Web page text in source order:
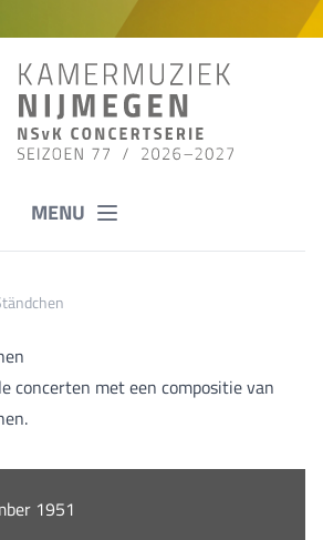
MENU
concerten met een compositie van
1951